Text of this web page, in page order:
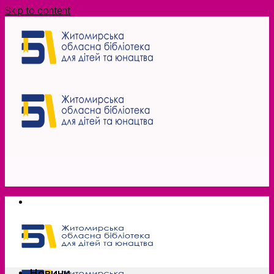
Skip to content